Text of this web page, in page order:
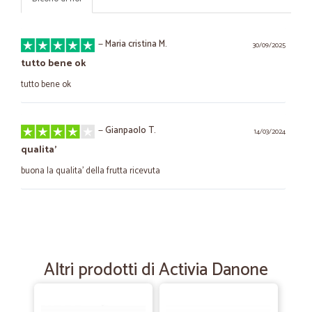
30/09/2025
—Maria cristina M.
tutto bene ok
tutto bene ok
14/03/2024
—Gianpaolo T.
qualita'
buona la qualita' della frutta ricevuta
Altri prodotti di Activia Danone